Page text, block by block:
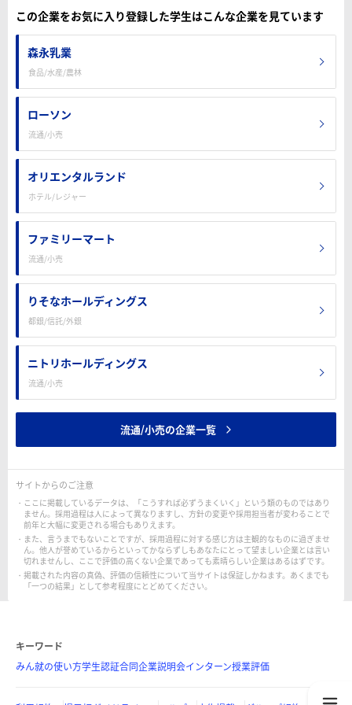
この企業をお気に入り登録した学生はこんな企業を見ています
森永乳業
食品/水産/農林
ローソン
流通/小売
オリエンタルランド
ホテル/レジャー
ファミリーマート
流通/小売
りそなホールディングス
都銀/信託/外銀
ニトリホールディングス
流通/小売
流通/小売の企業一覧
サイトからのご注意
ここに掲載しているデータは、「こうすれば必ずうまくいく」という類のものではあり
ません。採用過程は人によって異なりますし、方針の変更や採用担当者が変わることで
前年と大幅に変更される場合もありえます。
また、言うまでもないことですが、採用過程に対する感じ方は主観的なものに過ぎませ
ん。他人が誉めているからといってかならずしもあなたにとって望ましい企業とは言い
切れませんし、ここで評価の高くない企業であっても素晴らしい企業はあるはずです。
掲載された内容の真偽、評価の信頼性について当サイトは保証しかねます。あくまでも
「一つの結果」として参考程度にとどめてください。
キーワード
みん就の使い方学生認証合同企業説明会インターン授業評価